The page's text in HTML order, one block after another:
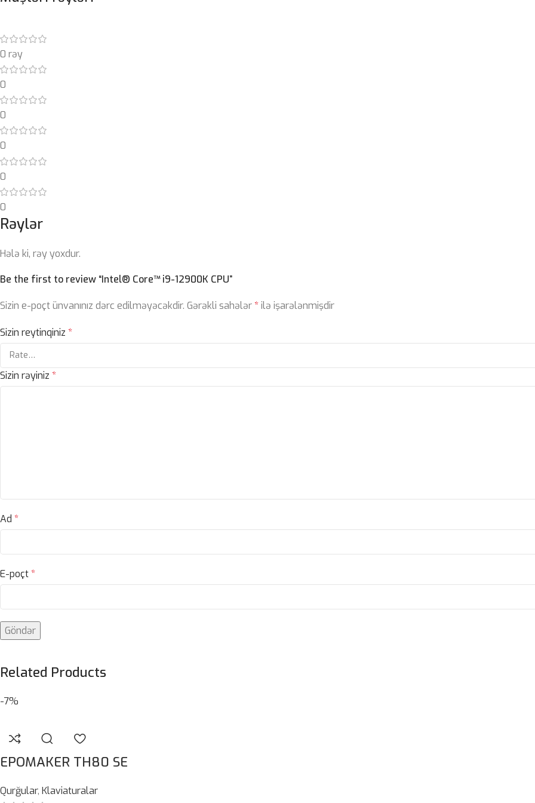
0 rəy
0
0
0
0
0
Rəylər
Hələ ki, rəy yoxdur.
Be the first to review “Intel® Core™ i9-12900K CPU”
Sizin e-poçt ünvanınız dərc edilməyəcəkdir. Gərəkli sahələr*ilə işarələnmişdir
Sizin reytinqiniz *
Sizin rəyiniz *
Ad *
E-poçt*
Related Products
-7%
EPOMAKER TH80 SE
Qurğular, Klaviaturalar